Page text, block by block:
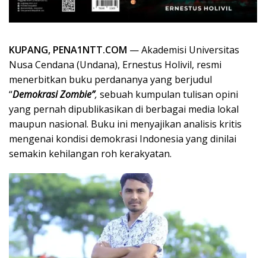
KUPANG, PENA1NTT.COM — Akademisi Universitas
Nusa Cendana (Undana), Ernestus Holivil, resmi
menerbitkan buku perdananya yang berjudul
“Demokrasi Zombie”, sebuah kumpulan tulisan opini
yang pernah dipublikasikan di berbagai media lokal
maupun nasional. Buku ini menyajikan analisis kritis
mengenai kondisi demokrasi Indonesia yang dinilai
semakin kehilangan roh kerakyatan.